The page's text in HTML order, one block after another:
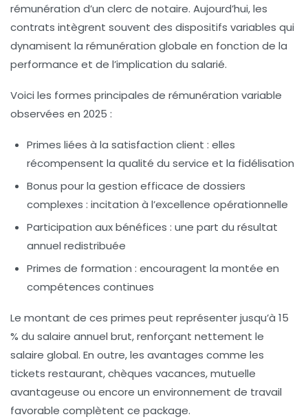
rémunération d’un clerc de notaire. Aujourd’hui, les
contrats intègrent souvent des dispositifs variables qui
dynamisent la rémunération globale en fonction de la
performance et de l’implication du salarié.
Voici les formes principales de rémunération variable
observées en 2025 :
Primes liées à la satisfaction client : elles
récompensent la qualité du service et la fidélisation
Bonus pour la gestion efficace de dossiers
complexes : incitation à l’excellence opérationnelle
Participation aux bénéfices : une part du résultat
annuel redistribuée
Primes de formation : encouragent la montée en
compétences continues
Le montant de ces primes peut représenter jusqu’à 15
% du salaire annuel brut, renforçant nettement le
salaire global. En outre, les avantages comme les
tickets restaurant, chèques vacances, mutuelle
avantageuse ou encore un environnement de travail
favorable complètent ce package.